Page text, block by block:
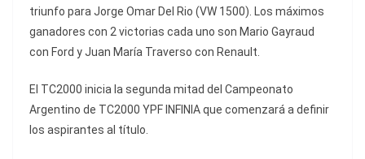
triunfo para Jorge Omar Del Rio (VW 1500). Los máximos
ganadores con 2 victorias cada uno son Mario Gayraud
con Ford y Juan María Traverso con Renault.
El TC2000 inicia la segunda mitad del Campeonato
Argentino de TC2000 YPF INFINIA que comenzará a definir
los aspirantes al título.